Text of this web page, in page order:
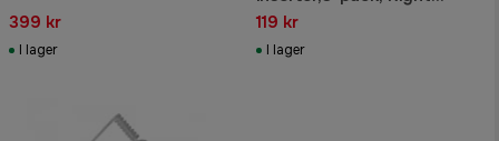
399 kr
I lager
(S,M,L)
119 kr
I lager